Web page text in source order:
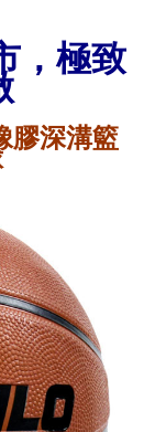
，極致
膠深溝籃